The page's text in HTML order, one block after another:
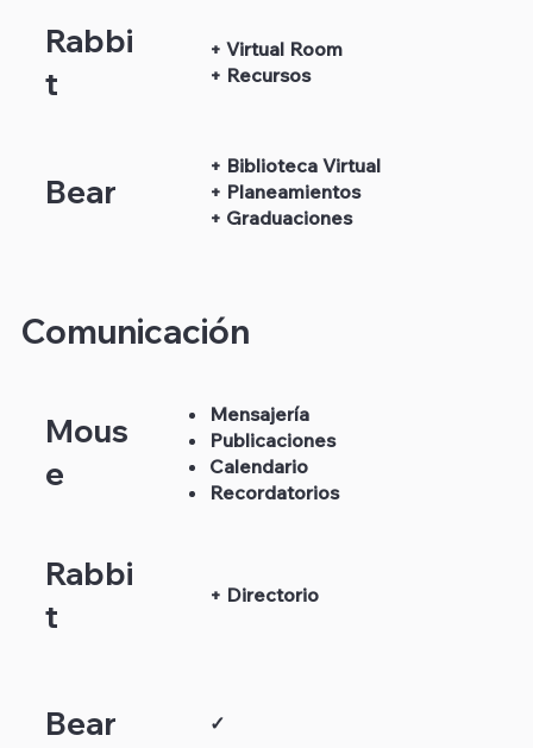
Comunicación
+ Directorio
Rabbi
t
✓
Bear
Mensajería
Publicaciones
Calendario
Recordatorios
Mous
e
+ Virtual Room
+ Recursos
Rabbi
t
+ Biblioteca Virtual
+ Planeamientos
+ Graduaciones
Bear